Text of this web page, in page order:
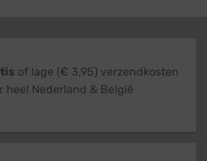
of lage (€ 3,95) verzendkosten
heel Nederland & België